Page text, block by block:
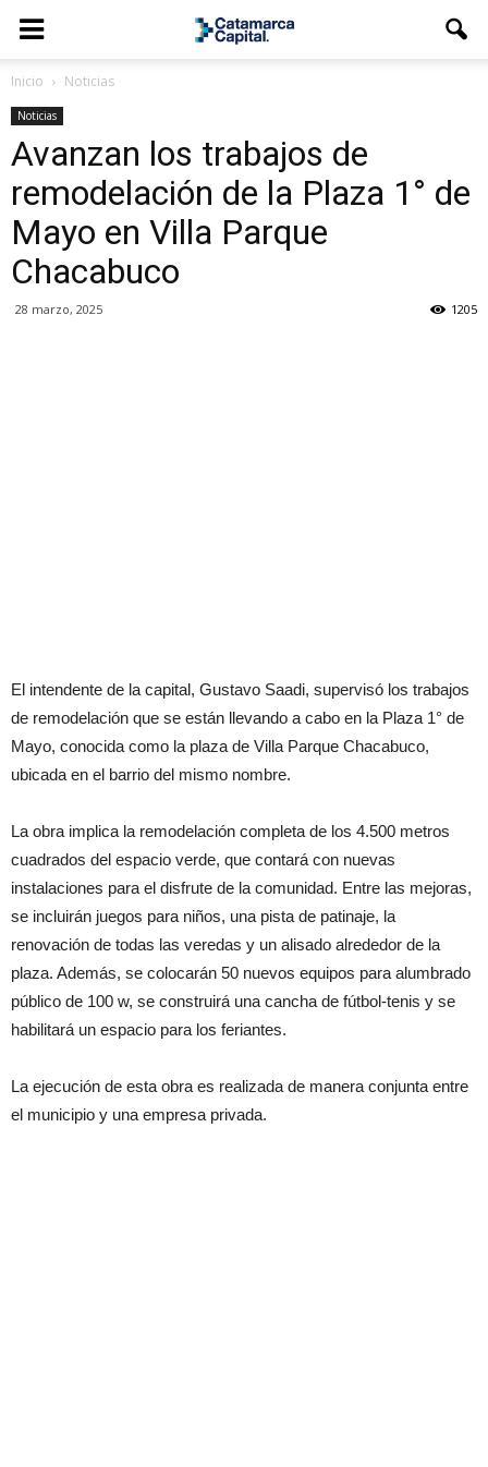
Inicio Noticias
Noticias
Avanzan los trabajos de
remodelación de la Plaza 1° de
Mayo en Villa Parque
Chacabuco
28 marzo, 2025 1205
El intendente de la capital, Gustavo Saadi, supervisó los trabajos
de remodelación que se están llevando a cabo en la Plaza 1° de
Mayo, conocida como la plaza de Villa Parque Chacabuco,
ubicada en el barrio del mismo nombre.
La obra implica la remodelación completa de los 4.500 metros
cuadrados del espacio verde, que contará con nuevas
instalaciones para el disfrute de la comunidad. Entre las mejoras,
se incluirán juegos para niños, una pista de patinaje, la
renovación de todas las veredas y un alisado alrededor de la
plaza. Además, se colocarán 50 nuevos equipos para alumbrado
público de 100 w, se construirá una cancha de fútbol-tenis y se
habilitará un espacio para los feriantes.
La ejecución de esta obra es realizada de manera conjunta entre
el municipio y una empresa privada.